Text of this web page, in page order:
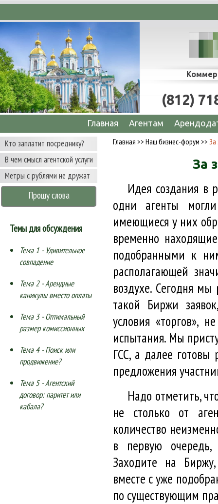
(812)
Главная Агентам
Кто заплатит посреднику?
В чем смысл агентской услуги
Метры с рублями не дружат
Прошу слова
Темы для обсуждения
Тема 1 - Удивительное
совпадение
Тема 2 - Арендные
каникулы вместо оплаты
Тема 3 - Оптимальный
размер комиссионных
Тема 4 - Поиск или
продвижение?
Тема 5 - Агентский
договор: паритет или
кабала?
Главная >> Наш бизнес-форум >> За
За
Идея создания в
одни агенты
имеющиеся у них
временно
подобранными к
располагающей
воздухе. Сегодня
такой Биржи
условия «торгов»,
испытания. Мы
ГСС, а далее готовы
предложения
Надо отметить,
не столько от
количество
в первую очередь,
Заходите на
вместе с уже
по существующим